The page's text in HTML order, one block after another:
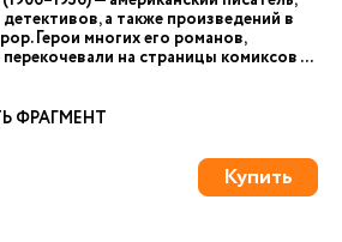
а также произведений в
Герои многих его романов,
на страницы комиксов ...
ФРАГМЕНТ
Купить